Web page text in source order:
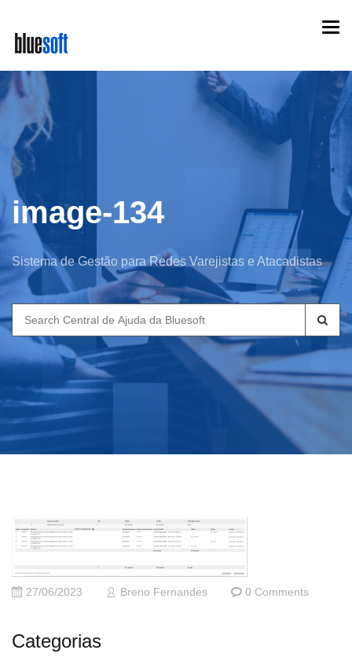
main
content
image-134
Sistema de Gestão para Redes Varejistas e Atacadistas
Search
for:
27/06/2023 Breno Fernandes 0 Comments
Categorias